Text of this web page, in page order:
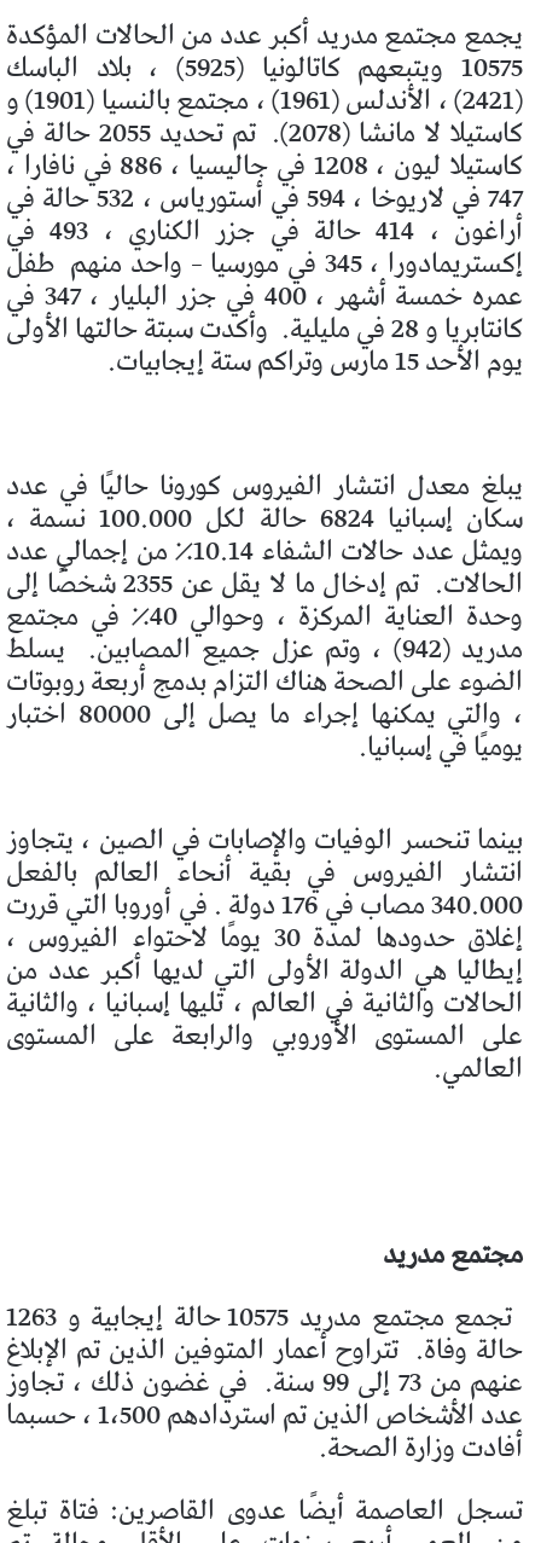
يجمع مجتمع مدريد أكبر عدد من الحالات المؤكدة
10575 ويتبعهم كاتالونيا (5925) ، بلاد الباسك
(2421) ، الأندلس (1961) ، مجتمع بالنسيا (1901) و
كاستيلا لا مانشا (2078). تم تحديد 2055 حالة في
كاستيلا ليون ، 1208 في جاليسيا ، 886 في نافارا ،
747 في لاريوخا ، 594 في أستورياس ، 532 حالة في
أراغون ، 414 حالة في جزر الكناري ، 493 في
إكستريمادورا ، 345 في مورسيا – واحد منهم طفل
عمره خمسة أشهر ، 400 في جزر البليار ، 347 في
كانتابريا و 28 في مليلية. وأكدت سبتة حالتها الأولى
يوم الأحد 15 مارس وتراكم ستة إيجابيات.
يبلغ معدل انتشار الفيروس كورونا حاليًا في عدد
سكان إسبانيا 6824 حالة لكل 100.000 نسمة ،
ويمثل عدد حالات الشفاء 10.14٪ من إجمالي عدد
الحالات. تم إدخال ما لا يقل عن 2355 شخصًا إلى
وحدة العناية المركزة ، وحوالي 40٪ في مجتمع
مدريد (942) ، وتم عزل جميع المصابين. يسلط
الضوء على الصحة هناك التزام بدمج أربعة روبوتات
، والتي يمكنها إجراء ما يصل إلى 80000 اختبار
يوميًا في إسبانيا.
بينما تنحسر الوفيات والإصابات في الصين ، يتجاوز
انتشار الفيروس في بقية أنحاء العالم بالفعل
340.000 مصاب في 176 دولة . في أوروبا التي قررت
إغلاق حدودها لمدة 30 يومًا لاحتواء الفيروس ،
إيطاليا هي الدولة الأولى التي لديها أكبر عدد من
الحالات والثانية في العالم ، تليها إسبانيا ، والثانية
على المستوى الأوروبي والرابعة على المستوى
العالمي.
مجتمع مدريد
تجمع مجتمع مدريد 10575 حالة إيجابية و 1263
حالة وفاة. تتراوح أعمار المتوفين الذين تم الإبلاغ
عنهم من 73 إلى 99 سنة. في غضون ذلك ، تجاوز
عدد الأشخاص الذين تم استردادهم 1،500 ، حسبما
أفادت وزارة الصحة.
تسجل العاصمة أيضًا عدوى القاصرين: فتاة تبلغ